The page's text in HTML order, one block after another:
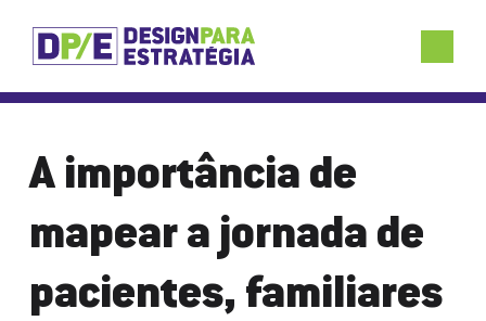
A importância de
mapear a jornada de
pacientes, familiares